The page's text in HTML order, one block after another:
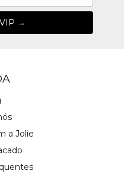
a Jolie